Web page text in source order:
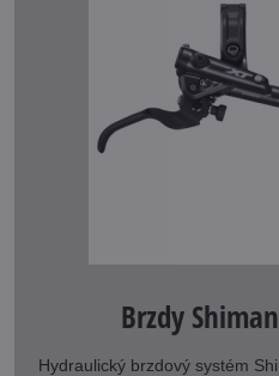
Brzdy
Hydraulický brzdový systém